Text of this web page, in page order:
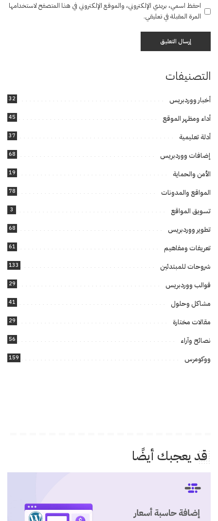
احفظ اسمي، بريدي الإلكتروني، والموقع الإلكتروني في هذا المتصفح لاستخدامها
المرة المقبلة في تعليقي.
التصنيفات
أخبار ووردبريس 32
أداء ومظهر الموقع 45
أدلة تعليمية 37
إضافات ووردبريس 68
الأمن والحماية 19
المواقع والمدونات 78
تسويق المواقع 3
تطوير ووردبريس 68
تعريفات ومفاهيم 61
شروحات للمبتدئين 133
قوالب ووردبريس 29
مشاكل وحلول 41
مقالات مختارة 29
نصائح وآراء 56
ووكومرس 159
قد يعجبك أيضًا